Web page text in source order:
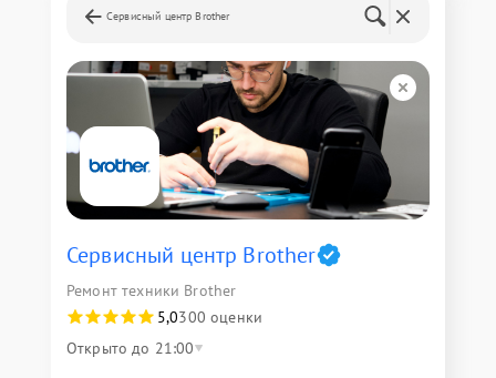
Сервисный центр Brother
Сервисный центр Brother
Ремонт техники Brother
5,0300 оценки
Открыто до 21:00